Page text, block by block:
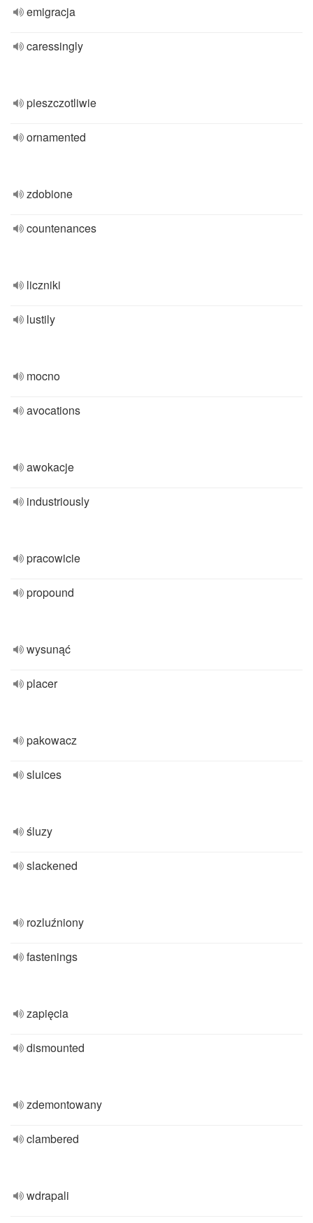
emigracja
caressingly
pieszczotliwie
ornamented
zdobione
countenances
liczniki
lustily
mocno
avocations
awokacje
industriously
pracowicie
propound
wysunąć
placer
pakowacz
sluices
śluzy
slackened
rozluźniony
fastenings
zapięcia
dismounted
zdemontowany
clambered
wdrapali